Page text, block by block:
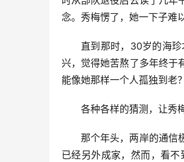
念。秀梅愣了，她一下子难
直到那时，30岁的海
兴，觉得她苦熬了多年终于
能像她那样一个人孤独到老
各种各样的猜测，让秀
那个年头，两岸的通信
已经另外成家，然而，看